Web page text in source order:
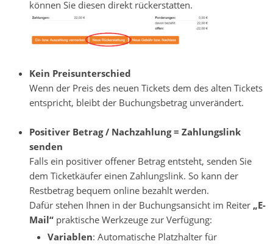
können Sie diesen direkt rückerstatten.
Kein Preisunterschied
Wenn der Preis des neuen Tickets dem des alten Tickets
entspricht, bleibt der Buchungsbetrag unverändert.
Positiver Betrag / Nachzahlung = Zahlungslink
senden
Falls ein positiver offener Betrag entsteht, senden Sie
dem Ticketkäufer einen Zahlungslink. So kann der
Restbetrag bequem online bezahlt werden.
Dafür stehen Ihnen in der Buchungsansicht im Reiter „E-
Mail“ praktische Werkzeuge zur Verfügung:
Variablen: Automatische Platzhalter für